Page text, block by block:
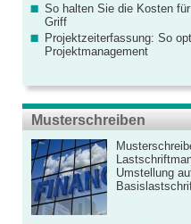
So halten Sie die Kosten
Griff
Projektzeiterfassung: So
Projektmanagement
Musterschreiben
Umstellung